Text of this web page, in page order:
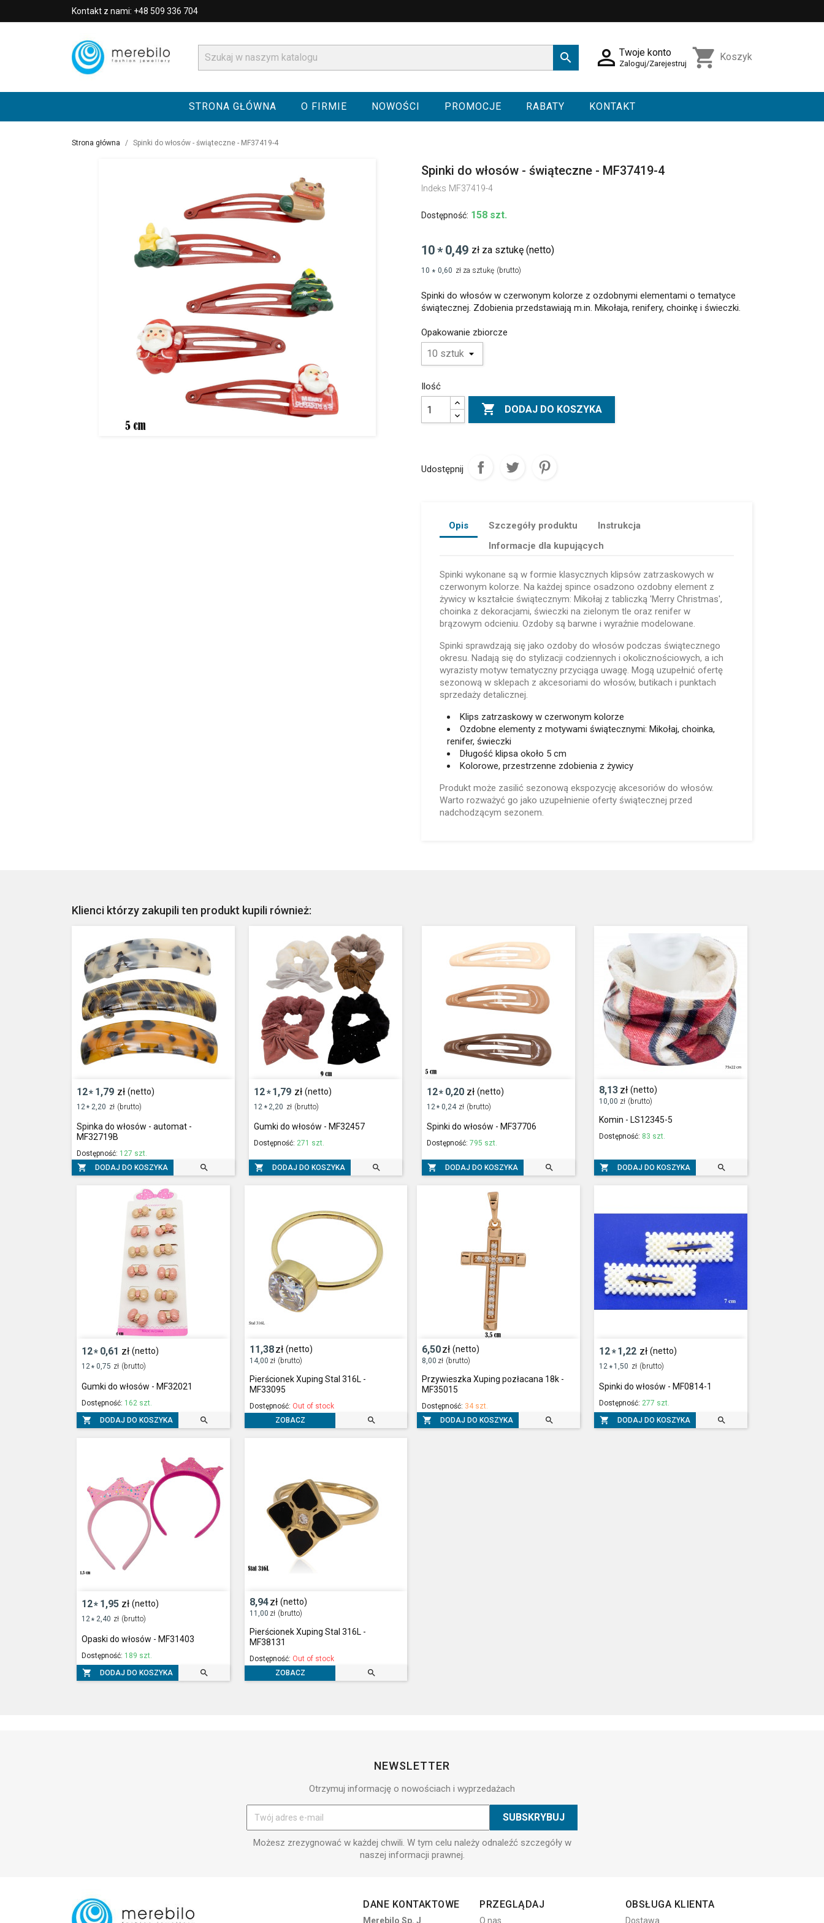
Kontakt z nami: +48 509 336 704
  Twoje konto
Zaloguj/Zarejestruj shopping_cart Koszyk
STRONA GŁÓWNA O FIRMIE NOWOŚCI PROMOCJE RABATY KONTAKT
Strona główna Spinki do włosów - świąteczne - MF37419-4
Spinki do włosów - świąteczne - MF37419-4
Indeks MF37419-4
Dostępność: 158 szt.
10* 0,49 zł za sztukę (netto)
10 * 0,60 zł za sztukę (brutto)
Spinki do włosów w czerwonym kolorze z ozdobnymi elementami o tematyce
świątecznej. Zdobienia przedstawiają m.in. Mikołaja, renifery, choinkę i świeczki.
Opakowanie zbiorcze
Ilość
 DODAJ DO KOSZYKA
Udostępnij
Opis Szczegóły produktu
Instrukcja
Informacje dla kupujących
Spinki wykonane są w formie klasycznych klipsów zatrzaskowych w
czerwonym kolorze. Na każdej spince osadzono ozdobny element z
żywicy w kształcie świątecznym: Mikołaj z tabliczką 'Merry Christmas',
choinka z dekoracjami, świeczki na zielonym tle oraz renifer w
brązowym odcieniu. Ozdoby są barwne i wyraźnie modelowane.
Spinki sprawdzają się jako ozdoby do włosów podczas świątecznego
okresu. Nadają się do stylizacji codziennych i okolicznościowych, a ich
wyrazisty motyw tematyczny przyciąga uwagę. Mogą uzupełnić ofertę
sezonową w sklepach z akcesoriami do włosów, butikach i punktach
sprzedaży detalicznej.
Klips zatrzaskowy w czerwonym kolorze
Ozdobne elementy z motywami świątecznymi: Mikołaj, choinka,
renifer, świeczki
Długość klipsa około 5 cm
Kolorowe, przestrzenne zdobienia z żywicy
Produkt może zasilić sezonową ekspozycję akcesoriów do włosów.
Warto rozważyć go jako uzupełnienie oferty świątecznej przed
nadchodzącym sezonem.
Klienci którzy zakupili ten produkt kupili również:
12* 1,79 zł (netto)
12 * 2,20 zł (brutto)
Spinka do włosów - automat -
MF32719B
Dostępność: 127 szt.
 DODAJ DO KOSZYKA 
12*1,79 zł (netto)
12 * 2,20 zł (brutto)
Gumki do włosów - MF32457
Dostępność: 271 szt.
 DODAJ DO KOSZYKA 
12* 0,20 zł (netto)
12 * 0,24 zł (brutto)
Spinki do włosów - MF37706
Dostępność: 795 szt.
 DODAJ DO KOSZYKA 
8,13 zł (netto)
10,00 zł (brutto)
Komin - LS12345-5
Dostępność: 83 szt.
 DODAJ DO KOSZYKA 
12* 0,61 zł (netto)
12 * 0,75 zł (brutto)
Gumki do włosów - MF32021
Dostępność: 162 szt.
 DODAJ DO KOSZYKA 
11,38zł (netto)
14,00 zł (brutto)
Pierścionek Xuping Stal 316L -
MF33095
Dostępność: Out of stock
ZOBACZ

6,50zł (netto)
8,00 zł (brutto)
Przywieszka Xuping pozłacana 18k -
MF35015
Dostępność: 34 szt.
 DODAJ DO KOSZYKA 
12*1,22 zł (netto)
12 * 1,50 zł (brutto)
Spinki do włosów - MF0814-1
Dostępność: 277 szt.
 DODAJ DO KOSZYKA 
12* 1,95 zł (netto)
12 * 2,40 zł (brutto)
Opaski do włosów - MF31403
Dostępność: 189 szt.
 DODAJ DO KOSZYKA 
8,94zł (netto)
11,00 zł (brutto)
Pierścionek Xuping Stal 316L -
MF38131
Dostępność: Out of stock
ZOBACZ

NEWSLETTER
Otrzymuj informację o nowościach i wyprzedażach
Możesz zrezygnować w każdej chwili. W tym celu należy odnaleźć szczegóły w
naszej informacji prawnej.
DANE KONTAKTOWE
Merebilo Sp. J
PRZEGLĄDAJ
O nas
OBSŁUGA KLIENTA
Dostawa